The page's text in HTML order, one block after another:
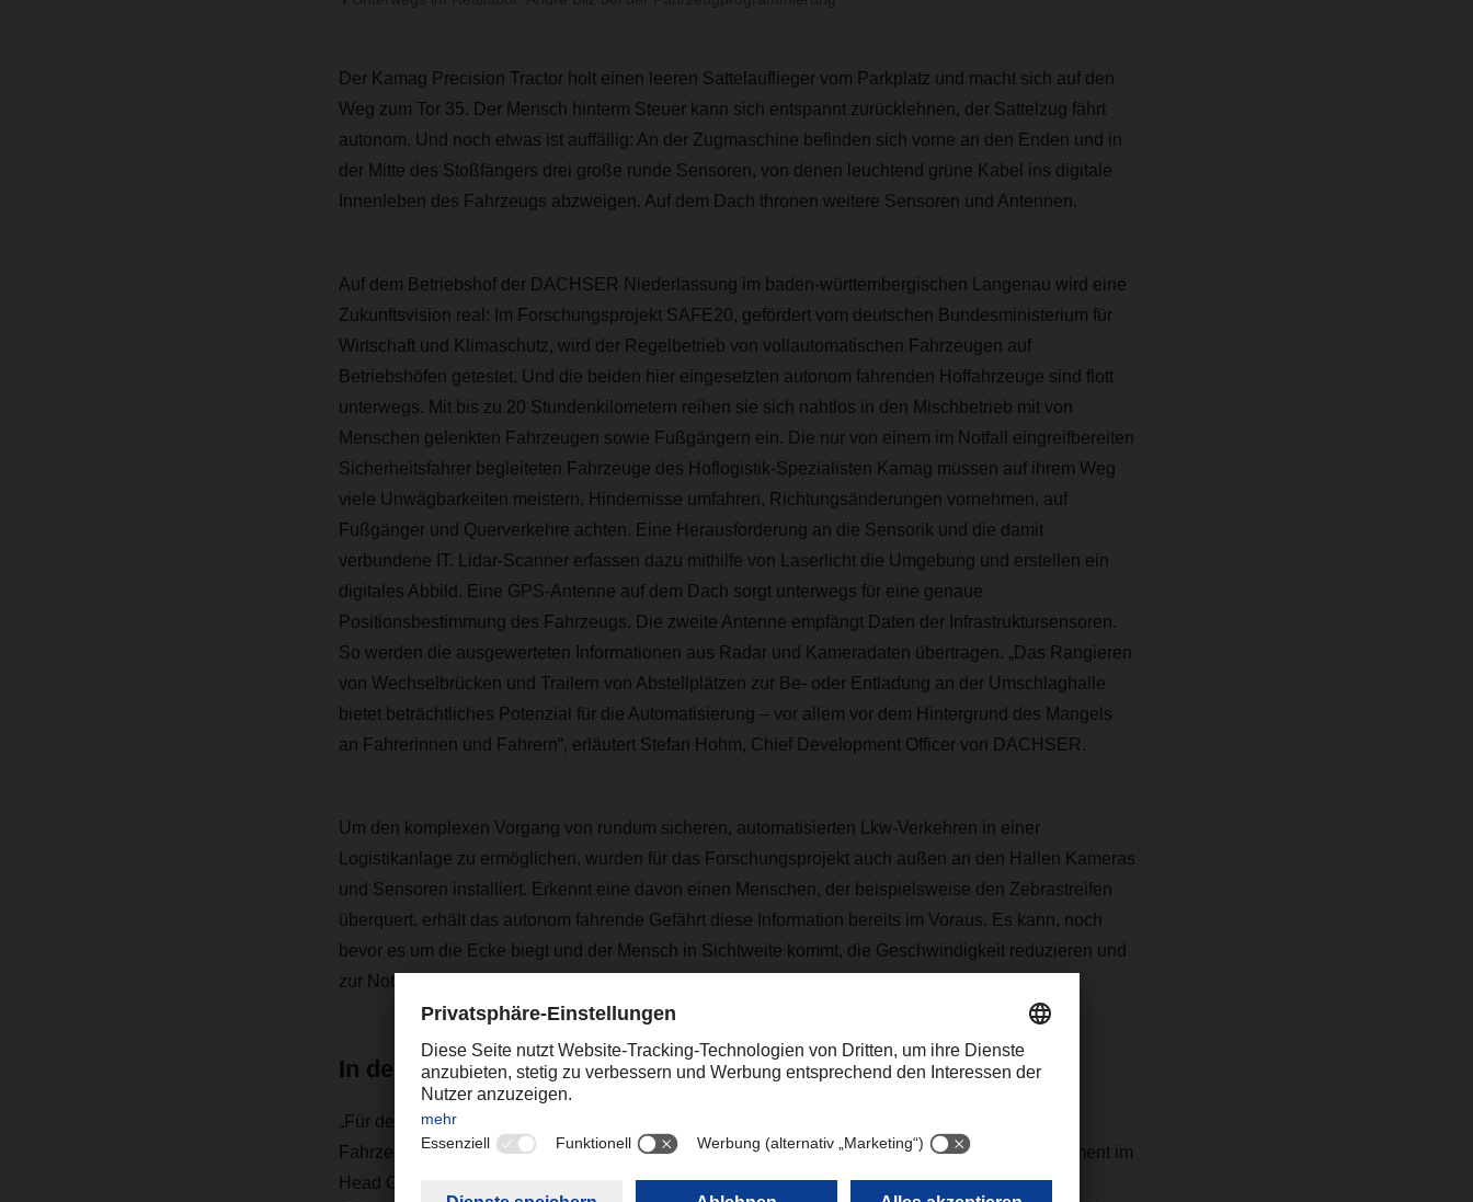
Der Kamag Precision Tractor holt einen leeren Sattelauflieger vom Parkplatz und macht sich auf den
Weg zum Tor 35. Der Mensch hinterm Steuer kann sich entspannt zurücklehnen, der Sattelzug fährt
autonom. Und noch etwas ist auffällig: An der Zugmaschine befinden sich vorne an den Enden und in
der Mitte des Stoßfängers drei große runde Sensoren, von denen leuchtend grüne Kabel ins digitale
Innenleben des Fahrzeugs abzweigen. Auf dem Dach thronen weitere Sensoren und Antennen.
Auf dem Betriebshof der DACHSER Niederlassung im baden-württembergischen Langenau wird eine
Zukunftsvision real: Im Forschungsprojekt SAFE20, gefördert vom deutschen Bundesministerium für
Wirtschaft und Klimaschutz, wird der Regelbetrieb von vollautomatischen Fahrzeugen auf
Betriebshöfen getestet. Und die beiden hier eingesetzten autonom fahrenden Hoffahrzeuge sind flott
unterwegs. Mit bis zu 20 Stundenkilometern reihen sie sich nahtlos in den Mischbetrieb mit von
Menschen gelenkten Fahrzeugen sowie Fußgängern ein. Die nur von einem im Notfall eingreifbereiten
Sicherheitsfahrer begleiteten Fahrzeuge des Hoflogistik-Spezialisten Kamag müssen auf ihrem Weg
viele Unwägbarkeiten meistern, Hindernisse umfahren, Richtungsänderungen vornehmen, auf
Fußgänger und Querverkehre achten. Eine Herausforderung an die Sensorik und die damit
verbundene IT. Lidar-Scanner erfassen dazu mithilfe von Laserlicht die Umgebung und erstellen ein
digitales Abbild. Eine GPS-Antenne auf dem Dach sorgt unterwegs für eine genaue
Positionsbestimmung des Fahrzeugs. Die zweite Antenne empfängt Daten der Infrastruktursensoren.
So werden die ausgewerteten Informationen aus Radar und Kameradaten übertragen. „Das Rangieren
von Wechselbrücken und Trailern von Abstellplätzen zur Be- oder Entladung an der Umschlaghalle
bietet beträchtliches Potenzial für die Automatisierung – vor allem vor dem Hintergrund des Mangels
an Fahrerinnen und Fahrern“, erläutert Stefan Hohm, Chief Development Officer von DACHSER.
Um den komplexen Vorgang von rundum sicheren, automatisierten Lkw-Verkehren in einer
Logistikanlage zu ermöglichen, wurden für das Forschungsprojekt auch außen an den Hallen Kameras
und Sensoren installiert. Erkennt eine davon einen Menschen, der beispielsweise den Zebrastreifen
überquert, erhält das autonom fahrende Gefährt diese Information bereits im Voraus. Es kann, noch
bevor es um die Ecke biegt und der Mensch in Sichtweite kommt, die Geschwindigkeit reduzieren und
zur Not auch sofort stoppen.
In den Verkehrsfluss integriert
„Für den Mischbetrieb auf unserem Gelände ist es entscheidend, dass die autonom fahrenden
Fahrzeuge nicht zum Hindernis werden“, sagt André Bilz, Team Leader Truck & Terminal Equipment im
Head Office von DACHSER. Bislang wäre es unter Beachtung der geltenden